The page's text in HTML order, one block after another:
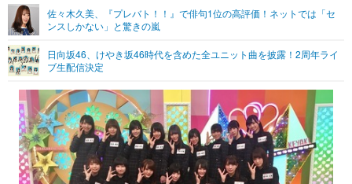
グラビア
ショッピング その他
その他
プッシュ通知の停止方法
佐々木久美、『プレバト！！』で俳句1位の高評価！ネットでは「セ
ンスしかない」と驚きの嵐
日向坂46、けやき坂46時代を含めた全ユニット曲を披露！2周年ライ
ブ生配信決定